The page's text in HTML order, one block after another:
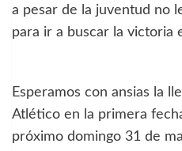
a pesar de la juventud no
para ir a buscar la victoria
Esperamos con ansias la
Atlético en la primera
próximo domingo 31 de